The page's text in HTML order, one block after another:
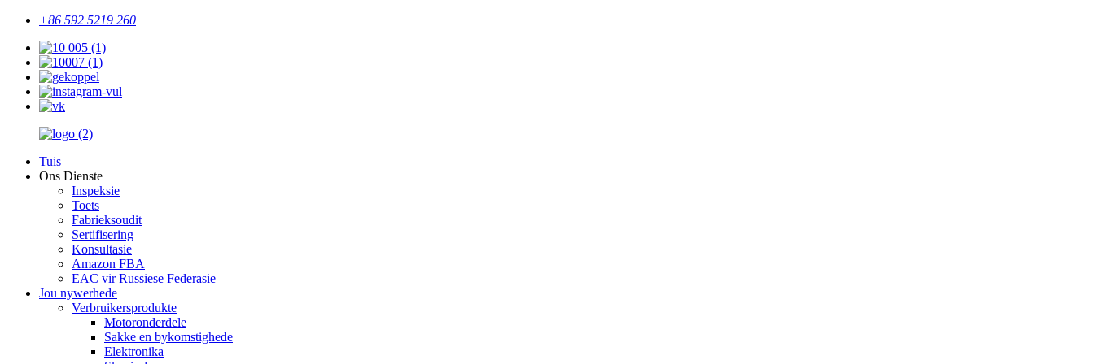
+86 592 5219 260
Tuis
Ons Dienste
Inspeksie
Toets
Fabrieksoudit
Sertifisering
Konsultasie
Amazon FBA
EAC vir Russiese Federasie
Jou nywerhede
Verbruikersprodukte
Motoronderdele
Sakke en bykomstighede
Elektronika